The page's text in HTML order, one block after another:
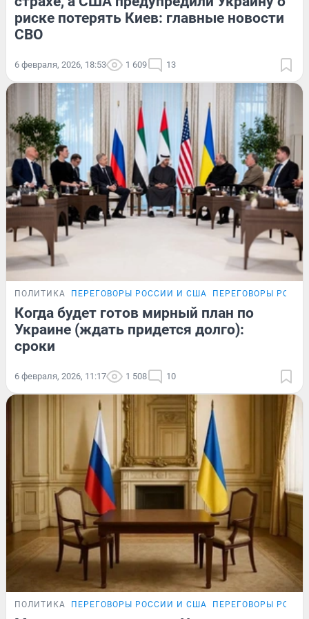
риске потерять Киев: главные новости
СВО
6 февраля, 2026, 18:53 1 609 13
ПОЛИТИКА ПЕРЕГОВОРЫ РОССИИ И США ПЕРЕГОВОРЫ
Когда будет готов мирный план по
Украине (ждать придется долго):
сроки
6 февраля, 2026, 11:17 1 508 10
ПОЛИТИКА ПЕРЕГОВОРЫ РОССИИ И США ПЕРЕГОВОРЫ